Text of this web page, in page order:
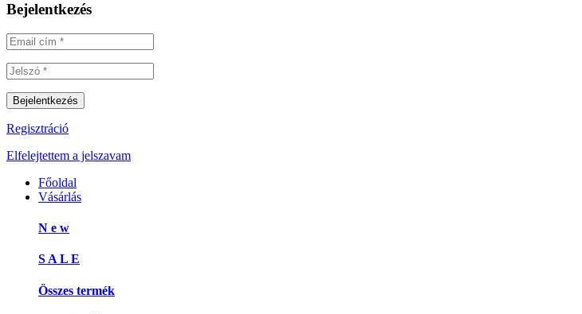
Bejelentkezés
Regisztráció
Elfelejtettem a jelszavam
Főoldal
Vásárlás
N e w
S A L E
Összes termék